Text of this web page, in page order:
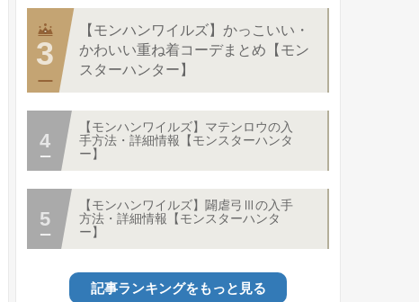
【モンハンワイルズ】かっこいい・
かわいい重ね着コーデまとめ【モン
スターハンター】
【モンハンワイルズ】マテンロウの入
手方法・詳細情報【モンスターハンタ
ー】
【モンハンワイルズ】闢虐弓Ⅲの入手
方法・詳細情報【モンスターハンタ
ー】
記事ランキングをもっと見る